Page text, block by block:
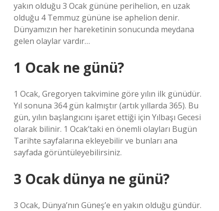
yakın olduğu 3 Ocak gününe perihelion, en uzak
olduğu 4 Temmuz gününe ise aphelion denir.
Dünyamızın her hareketinin sonucunda meydana
gelen olaylar vardır…
1 Ocak ne günü?
1 Ocak, Gregoryen takvimine göre yılın ilk günüdür.
Yıl sonuna 364 gün kalmıştır (artık yıllarda 365). Bu
gün, yılın başlangıcını işaret ettiği için Yılbaşı Gecesi
olarak bilinir. 1 Ocak’taki en önemli olayları Bugün
Tarihte sayfalarına ekleyebilir ve bunları ana
sayfada görüntüleyebilirsiniz.
3 Ocak dünya ne günü?
3 Ocak, Dünya’nın Güneş’e en yakın olduğu gündür.